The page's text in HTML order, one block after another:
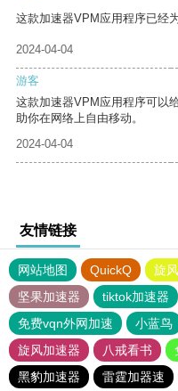
这款加速器VPM应用程序已经
2024-04-04
游客
这款加速器VPM应用程序可以
助你在网络上自由移动。
2024-04-04
友情链接
网站地图 QuickQ 旋
坚果加速器
tiktok加速器
免费vqn外网加速
小蓝鸟
旋风加速器
八戒看书
黑豹加速器
雷霆加器速